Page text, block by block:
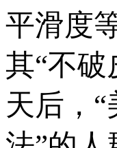
平滑度
其“不
天后，